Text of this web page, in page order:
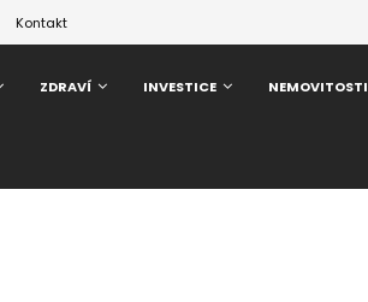
Kontakt
ZDRAVÍ INVESTICE NEMOVITOSTI